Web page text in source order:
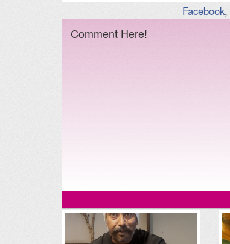
Facebook,
Comment Here!